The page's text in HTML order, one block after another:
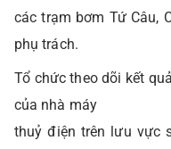
các trạm bơm Tứ Câu,
phụ trách.
Tổ chức theo dõi kết
của nhà máy
thuỷ điện trên lưu vực